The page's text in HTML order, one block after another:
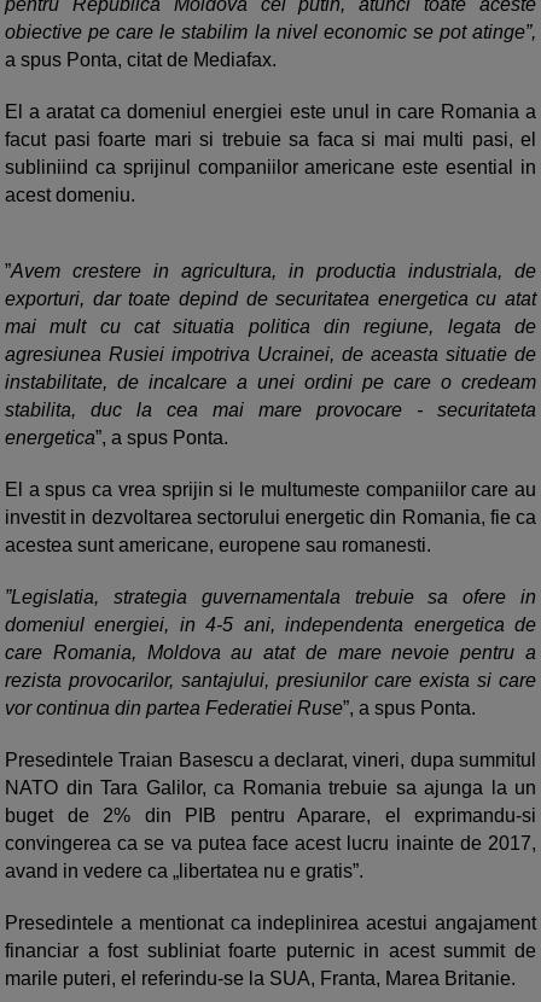
pentru Republica Moldova cel putin, atunci toate aceste
obiective pe care le stabilim la nivel economic se pot atinge”,
a spus Ponta, citat de Mediafax.
El a aratat ca domeniul energiei este unul in care Romania a
facut pasi foarte mari si trebuie sa faca si mai multi pasi, el
subliniind ca sprijinul companiilor americane este esential in
acest domeniu.
”Avem crestere in agricultura, in productia industriala, de
exporturi, dar toate depind de securitatea energetica cu atat
mai mult cu cat situatia politica din regiune, legata de
agresiunea Rusiei impotriva Ucrainei, de aceasta situatie de
instabilitate, de incalcare a unei ordini pe care o credeam
stabilita, duc la cea mai mare provocare - securitateta
energetica”, a spus Ponta.
El a spus ca vrea sprijin si le multumeste companiilor care au
investit in dezvoltarea sectorului energetic din Romania, fie ca
acestea sunt americane, europene sau romanesti.
”Legislatia, strategia guvernamentala trebuie sa ofere in
domeniul energiei, in 4-5 ani, independenta energetica de
care Romania, Moldova au atat de mare nevoie pentru a
rezista provocarilor, santajului, presiunilor care exista si care
vor continua din partea Federatiei Ruse”, a spus Ponta.
Presedintele Traian Basescu a declarat, vineri, dupa summitul
NATO din Tara Galilor, ca Romania trebuie sa ajunga la un
buget de 2% din PIB pentru Aparare, el exprimandu-si
convingerea ca se va putea face acest lucru inainte de 2017,
avand in vedere ca „libertatea nu e gratis”.
Presedintele a mentionat ca indeplinirea acestui angajament
financiar a fost subliniat foarte puternic in acest summit de
marile puteri, el referindu-se la SUA, Franta, Marea Britanie.